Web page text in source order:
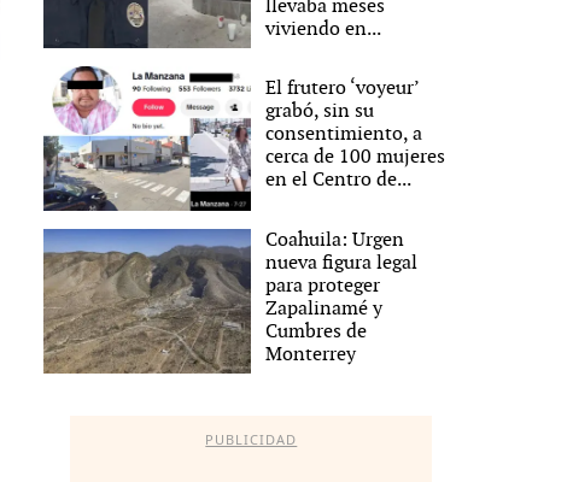
llevaba meses
viviendo en...
El frutero ‘voyeur’
grabó, sin su
consentimiento, a
cerca de 100 mujeres
en el Centro de...
Coahuila: Urgen
nueva figura legal
para proteger
Zapalinamé y
Cumbres de
Monterrey
PUBLICIDAD